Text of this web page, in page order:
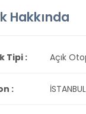
Hakkında
Tipi : Açık
: